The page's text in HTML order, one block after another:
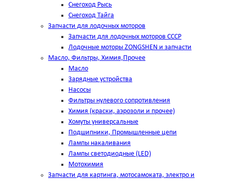
Снегоход Рысь
Снегоход Тайга
Запчасти для лодочных моторов
Запчасти для лодочных моторов СССР
Лодочные моторы ZONGSHEN и запчасти
Масло, Фильтры, Химия,Прочее
Масло
Зарядные устройства
Насосы
Фильтры нулевого сопротивления
Химия (краски, аэрозоли и прочее)
Хомуты универсальные
Подшипники, Промышленные цепи
Лампы накаливания
Лампы светодиодные (LED)
Мотохимия
Запчасти для картинга, мотосамоката, электро и